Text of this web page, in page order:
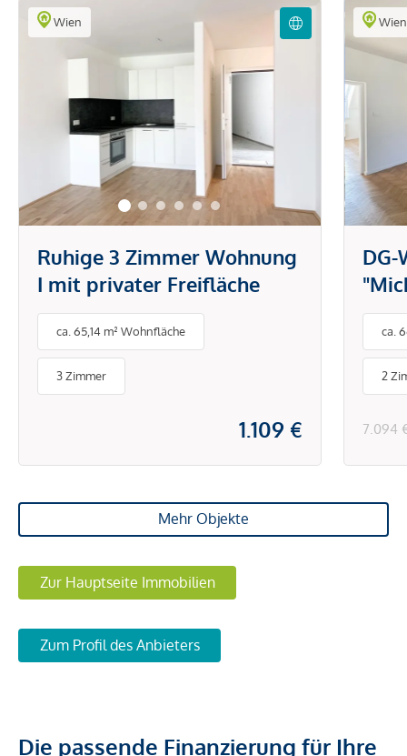
Wien
Ruhige 3 Zimmer Wohnung
I mit privater Freifläche
ca. 65,14 m² Wohnfläche
3 Zimmer
1.109 €
Wien
DG-
ca.
2
7.094
Mehr Objekte
Zur Hauptseite Immobilien
Zum Profil des Anbieters
Die passende Finanzierung für Ihre